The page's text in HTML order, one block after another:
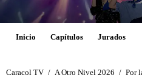
Inicio Capítulos Jurados
Caracol TV / A Otro Nivel 2026 / Por